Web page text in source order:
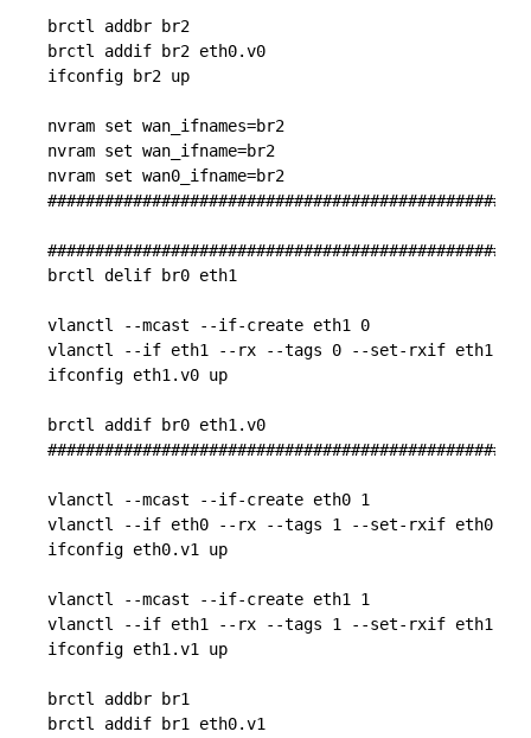
brctl addbr br2
brctl addif br2 eth0.v0
ifconfig br2 up
nvram set wan_ifnames=br2
nvram set wan_ifname=br2
nvram set wan0_ifname=br2
brctl delif br0 eth1
vlanctl --mcast --if-create eth1 0
vlanctl --if eth1 --rx --tags 0 --set-rxif eth1.v0
ifconfig eth1.v0 up
brctl addif br0 eth1.v0
vlanctl --mcast --if-create eth0 1
vlanctl --if eth0 --rx --tags 1 --set-rxif eth0.v1
ifconfig eth0.v1 up
vlanctl --mcast --if-create eth1 1
vlanctl --if eth1 --rx --tags 1 --set-rxif eth1.v1
ifconfig eth1.v1 up
brctl addbr br1
brctl addif br1 eth0.v1